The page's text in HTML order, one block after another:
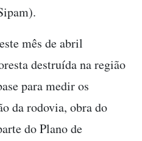
mês de abril
destruí­da na região
para medir os
da rodovia, obra do
do Plano de